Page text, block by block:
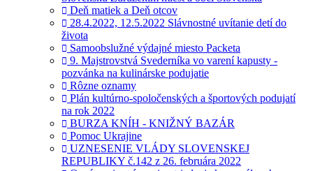
Deň matiek a Deň otcov
28.4.2022, 12.5.2022 Slávnostné uvítanie detí do
života
Samoobslužné výdajné miesto Packeta
9. Majstrovstvá Svederníka vo varení kapusty -
pozvánka na kulinárske podujatie
Rôzne oznamy
Plán kultúrno-spoločenských a športových podujatí
na rok 2022
BURZA KNÍH - KNIŽNÝ BAZÁR
Pomoc Ukrajine
UZNESENIE VLÁDY SLOVENSKEJ
REPUBLIKY č.142 z 26. februára 2022